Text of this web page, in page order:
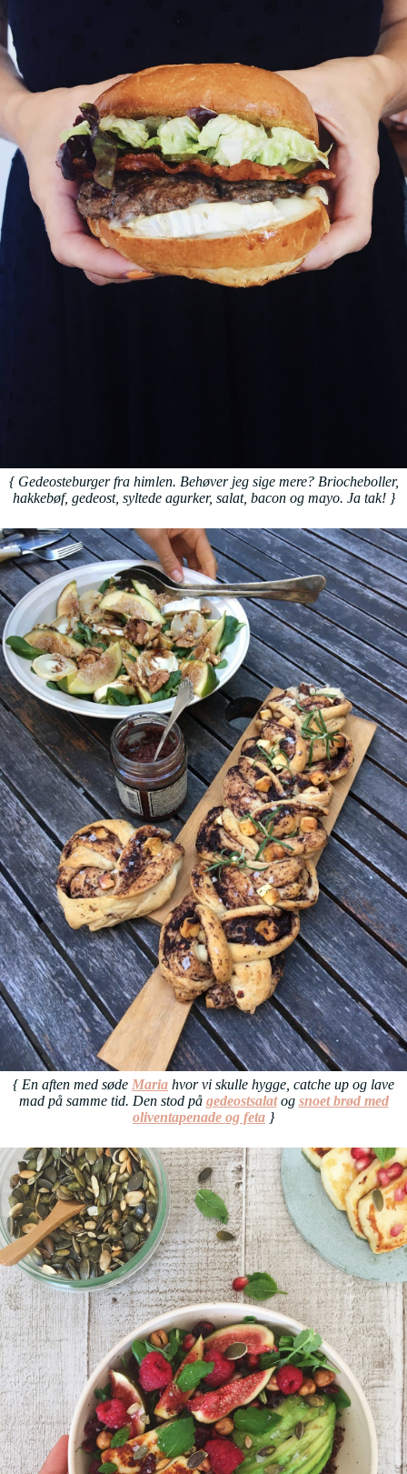
{ Gedeosteburger fra himlen. Behøver jeg sige mere? Briocheboller,
hakkebøf, gedeost, syltede agurker, salat, bacon og mayo. Ja tak! }
{ En aften med søde Maria hvor vi skulle hygge, catche up og lave
mad på samme tid. Den stod på gedeostsalatog snoet brød med
oliventapenade og feta }